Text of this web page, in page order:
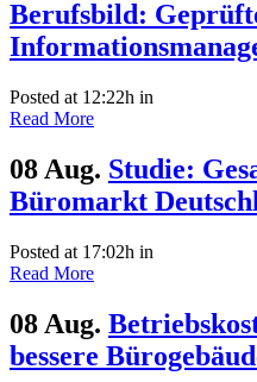
Berufsbild:
Posted at 12:22h in
Read More
08 Aug. Studie:
Büromarkt
Posted at 17:02h in
Read More
08 Aug.
bessere